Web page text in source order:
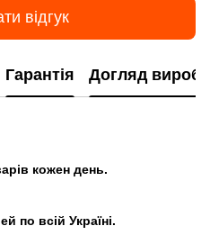
відгук
Гарантія Догляд
кожен день.
по всій Україні.